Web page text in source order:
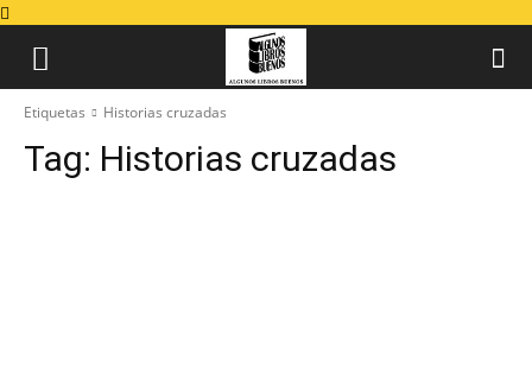
Etiquetas Historias cruzadas
Tag: Historias cruzadas